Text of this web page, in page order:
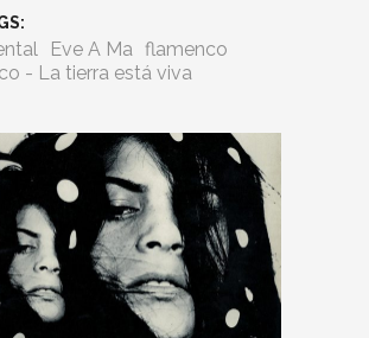
Eve A Ma flamenco
- La tierra está viva